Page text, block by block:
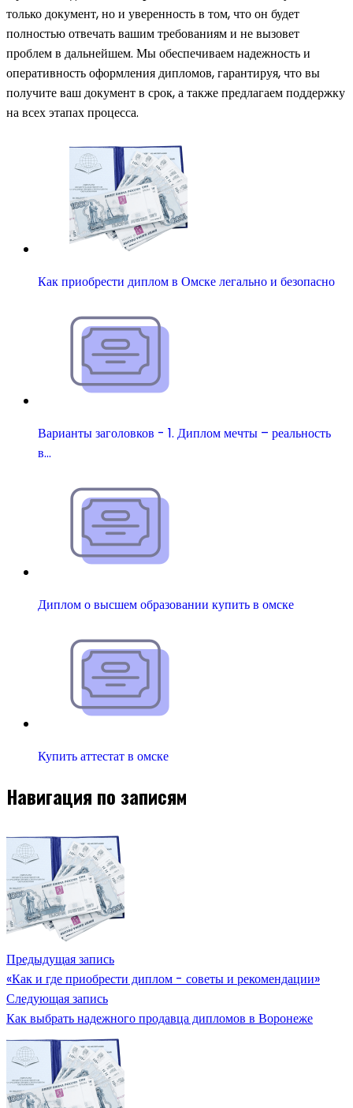
только документ, но и уверенность в том, что он будет
полностью отвечать вашим требованиям и не вызовет
проблем в дальнейшем. Мы обеспечиваем надежность и
оперативность оформления дипломов, гарантируя, что вы
получите ваш документ в срок, а также предлагаем поддержку
на всех этапах процесса.
Как приобрести диплом в Омске легально и безопасно
Варианты заголовков - 1. Диплом мечты – реальность
в…
Диплом о высшем образовании купить в омске
Купить аттестат в омске
Навигация по записям
Предыдущая запись
«Как и где приобрести диплом - советы и рекомендации»
Следующая запись
Как выбрать надежного продавца дипломов в Воронеже